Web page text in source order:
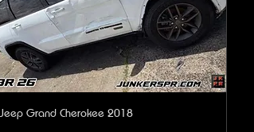
Jeep Grand Cherokee 2018